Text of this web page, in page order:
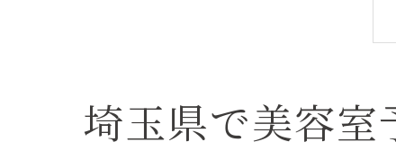
埼玉県で美容室